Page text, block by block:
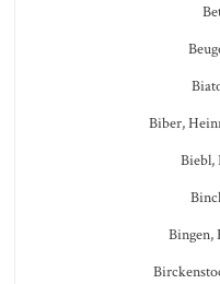
Biber,
Biebl,
Bingen,